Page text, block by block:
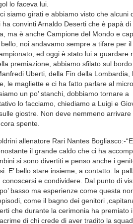
lo faceva lui.
siamo girati e abbiamo visto che alcuni
convinti Arnaldo Deserti che è papà di
ma è anche Campione del Mondo e
noi andavamo sempre a tifare per il
ed oggi è stato lui a guardare
premiazione, abbiamo sfilato sul
Uberti, della Fin della Lombardia,
le magliette e ci ha fatto parlare al
un po’ stanchi, dobbiamo tornare a
lo facciamo, chiediamo a Luigi e
giostre. Non deve nemmeno arrivare
spente.
allenatore Rari Nantes Bogliasco:-
il grande caldo che ci ha
si sono divertiti e penso anche i
E’ bello stare insieme, a contatto: la
e condividere. Dal punto di
basso ma esperienze come questa
come il bagno dei genitori
che durante la cerimonia ha premiato i
di chi crede di aver tradito la